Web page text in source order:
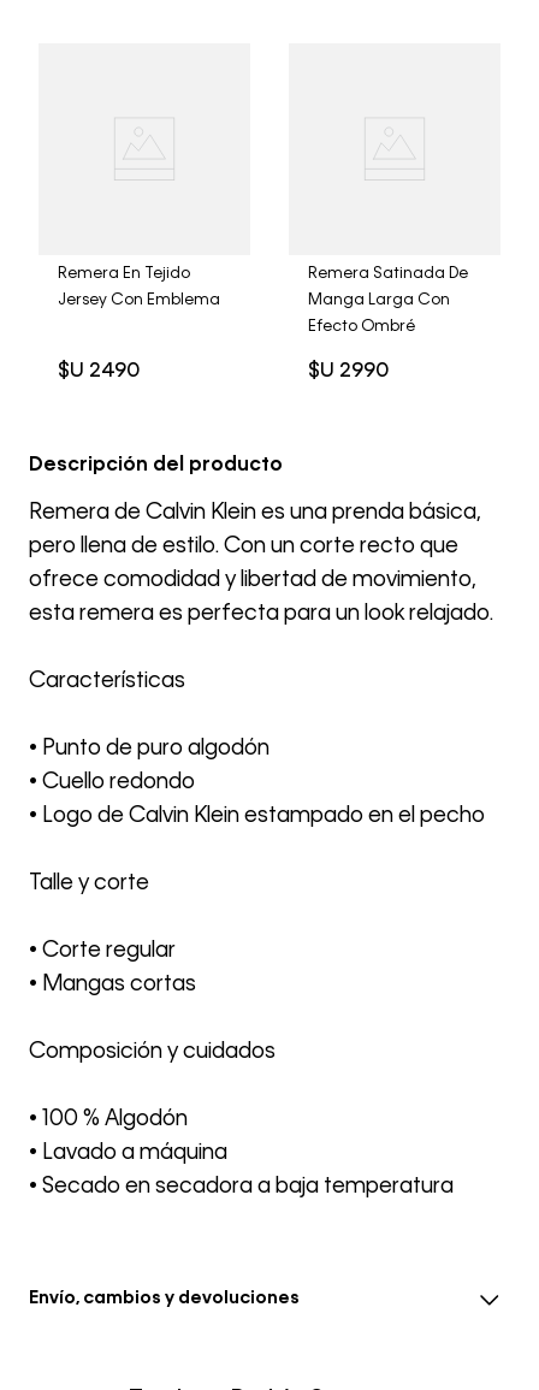
Remera En Tejido
Jersey Con Emblema
$U 2490
Remera Satinada De
Manga Larga Con
Efecto Ombré
$U 2990
Descripción del producto
Remera de Calvin Klein es una prenda básica,
pero llena de estilo. Con un corte recto que
ofrece comodidad y libertad de movimiento,
esta remera es perfecta para un look relajado.
Características
• Punto de puro algodón
• Cuello redondo
• Logo de Calvin Klein estampado en el pecho
Talle y corte
• Corte regular
• Mangas cortas
Composición y cuidados
• 100 % Algodón
• Lavado a máquina
• Secado en secadora a baja temperatura
Envío, cambios y devoluciones